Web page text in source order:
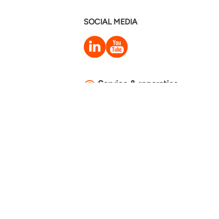
SOCIAL MEDIA
LinkedInYouTube
Service & reparaties